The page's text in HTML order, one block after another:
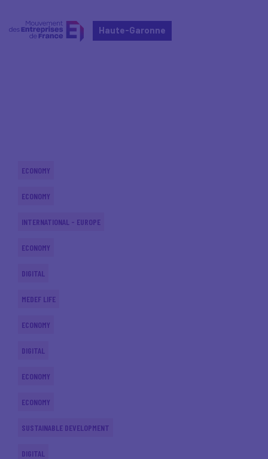
Haute-Garonne
ECONOMY
ECONOMY
INTERNATIONAL - EUROPE
ECONOMY
DIGITAL
MEDEF LIFE
ECONOMY
DIGITAL
ECONOMY
ECONOMY
SUSTAINABLE DEVELOPMENT
DIGITAL